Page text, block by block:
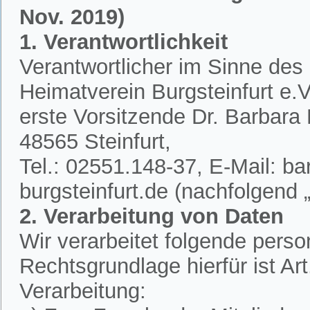
Nov. 2019)
1. Verantwortlichkeit
Verantwortlicher im Sinne
Heimatverein Burgsteinfurt
erste Vorsitzende Dr.
48565 Steinfurt,
Tel.: 02551.148-37, E-Mail:
burgsteinfurt.de (nachfolgend
2. Verarbeitung von Daten
Wir verarbeitet folgende
Rechtsgrundlage hierfür ist
Verarbeitung: